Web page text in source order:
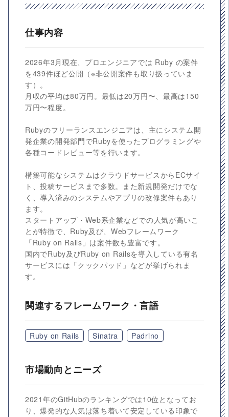
仕事内容
2026年3月現在、プロエンジニアでは Ruby の案件
を439件ほど公開（※非公開案件も取り扱っていま
す）。
月収の平均は80万円。最低は20万円〜、最高は150
万円〜程度。
Rubyのフリーランスエンジニアは、主にシステム開
発企業の開発部門でRubyを使ったプログラミングや
各種コードレビュー等を行います。
構築可能なシステムはクラウドサービスからECサイ
ト、投稿サービスまで多数。また新規開発だけでな
く、導入済みのシステムやアプリの改修案件もあり
ます。
スタートアップ・Web系企業などでの人気が高いこ
とが特徴で、Ruby及び、Webフレームワーク
「Ruby on Rails」は案件数も豊富です。
国内でRuby及びRuby on Railsを導入している有名
サービスには「クックパッド」などが挙げられま
す。
関連するフレームワーク・言語
Ruby on Rails Sinatra Padrino
市場動向とニーズ
2021年のGitHubのランキングでは10位となってお
り、爆発的な人気は落ち着いて安定している印象で